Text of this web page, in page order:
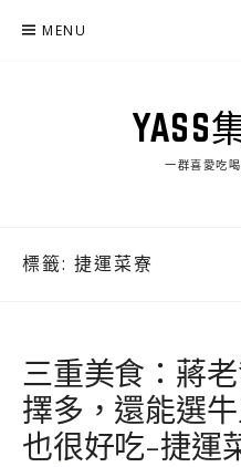
MENU
YASS
一群喜愛吃
標籤: 捷運菜寮
三重美食：蔣
擇多，還能選
也很好吃-捷運